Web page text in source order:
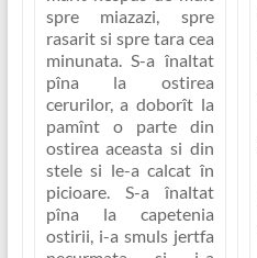
spre miazazi, spre
rasarit si spre tara cea
minunata. S-a înaltat
pîna la ostirea
cerurilor, a doborît la
pamînt o parte din
ostirea aceasta si din
stele si le-a calcat în
picioare. S-a înaltat
pîna la capetenia
ostirii, i-a smuls jertfa